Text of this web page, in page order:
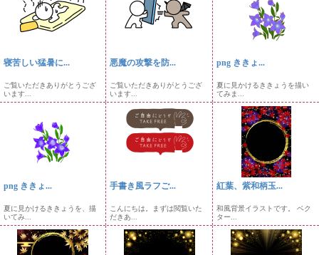
寝苦しい猛暑に...
ご覧いただきありがとうござ
います...
悪魔の攻撃を防...
ご覧いただきありがとうござ
います...
png ききょ...
夏に見かけるききょうを描い
てみま...
png ききょ...
夏に見かけるききょうを、描
いてみ...
手書き風ラフご...
こんにちは。まずは閲覧いた
だきあ...
紅葉、紫和柄玉...
和風背景イラストです。 ベク
ター...